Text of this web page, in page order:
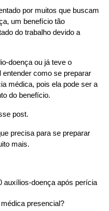
por muitos que buscam
um benefício tão
do trabalho devido a
doença ou já teve o
entender como se preparar
médica, pois ela pode ser a
do benefício.
post.
precisa para se preparar
mais.
auxílios-doença após perícia
presencial?